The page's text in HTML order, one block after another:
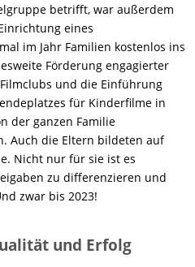
betrifft, war außerdem
eines
im Jahr Familien kostenlos ins
Förderung engagierter
und die Einführung
für Kinderfilme in
der ganzen Familie
Auch die Eltern bildeten auf
Nicht nur für sie ist es
zu differenzieren und
zwar bis 2023!
und Erfolg